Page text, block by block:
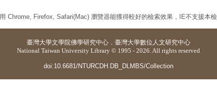
Chrome, Firefox, Safari(Mac) 瀏覽器能獲得較好的檢索效果，IE不支援本檢
臺灣大學文學院佛學研究中心 ． 臺灣大學數位人文研究中心
National Taiwan University Library © 1995 - 2026. All rights reserved
doi:10.6681/NTURCDH.DB_DLMBS/Collection